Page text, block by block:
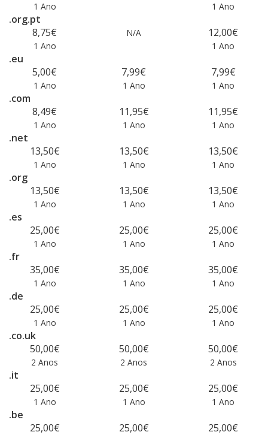
1 Ano 1 Ano
.org.pt
8,75€
1 Ano
N/A 12,00€
1 Ano
.eu
5,00€
1 Ano
7,99€
1 Ano
7,99€
1 Ano
.com
8,49€
1 Ano
11,95€
1 Ano
11,95€
1 Ano
.net
13,50€
1 Ano
13,50€
1 Ano
13,50€
1 Ano
.org
13,50€
1 Ano
13,50€
1 Ano
13,50€
1 Ano
.es
25,00€
1 Ano
25,00€
1 Ano
25,00€
1 Ano
.fr
35,00€
1 Ano
35,00€
1 Ano
35,00€
1 Ano
.de
25,00€
1 Ano
25,00€
1 Ano
25,00€
1 Ano
.co.uk
50,00€
2 Anos
50,00€
2 Anos
50,00€
2 Anos
.it
25,00€
1 Ano
25,00€
1 Ano
25,00€
1 Ano
.be
25,00€
25,00€ 25,00€